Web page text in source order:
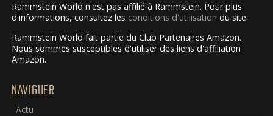
Rammstein World n'est pas affilié à Rammstein. Pour plus
d'informations, consultez les conditions d'utilisation du site.
Rammstein World fait partie du Club Partenaires Amazon.
Nous sommes susceptibles d'utiliser des liens d'affiliation
Amazon.
NAVIGUER
Actu